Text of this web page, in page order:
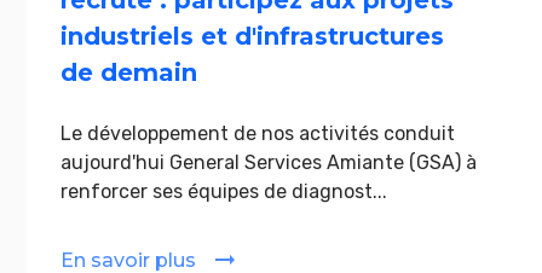
industriels et d'infrastructures
de demain
Le développement de nos activités conduit
aujourd'hui General Services Amiante (GSA) à
renforcer ses équipes de diagnost...
En savoir plus